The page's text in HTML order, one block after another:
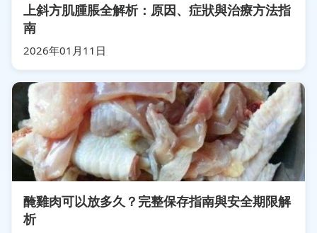
上斜方肌腫脹全解析：原因、症狀與治療方法指
南
2026年01月11日
醃雞肉可以放多久？完整保存指南與安全期限解
析